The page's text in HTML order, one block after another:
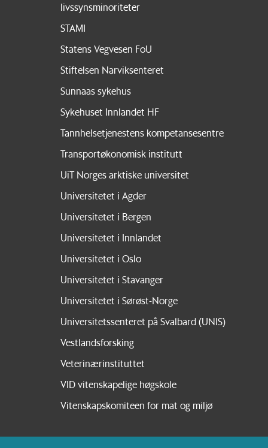
livssynsminoriteter
STAMI
Statens Vegvesen FoU
Stiftelsen Narviksenteret
Sunnaas sykehus
Sykehuset Innlandet HF
Tannhelsetjenestens kompetansesentre
Transportøkonomisk institutt
UiT Norges arktiske universitet
Universitetet i Agder
Universitetet i Bergen
Universitetet i Innlandet
Universitetet i Oslo
Universitetet i Stavanger
Universitetet i Sørøst-Norge
Universitetssenteret på Svalbard (UNIS)
Vestlandsforsking
Veterinærinstituttet
VID vitenskapelige høgskole
Vitenskapskomiteen for mat og miljø